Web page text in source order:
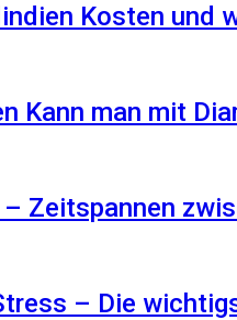
Kosten und
Kann man mit
Zeitspannen
– Die